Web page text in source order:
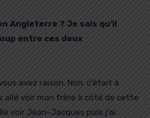
Angleterre ? Je sais qu’il
entre ces deux
avez raison. Non, c’était à
allé voir mon frère à côté de cette
voir Jean-Jacques puis j’ai